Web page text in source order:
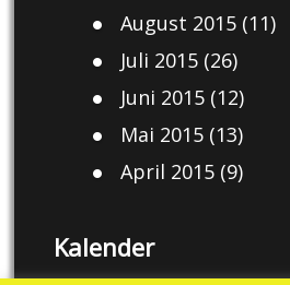
August 2015(11)
Juli 2015(26)
Juni 2015(12)
Mai 2015(13)
April 2015(9)
Kalender